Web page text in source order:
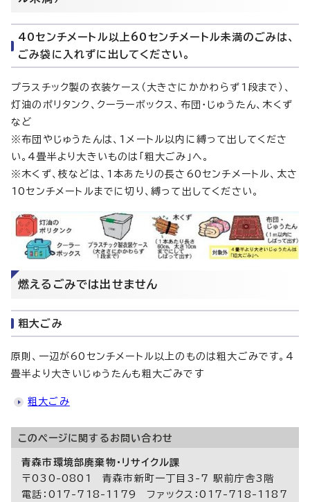
40センチメートル以上60センチメートル未満のごみは、
ごみ袋に入れずに出してください。
プラスチック製の衣装ケース（大きさにかかわらず1段まで）、
灯油のポリタンク、クーラーボックス、布団・じゅうたん、木くず
など
※布団やじゅうたんは、1メートル以内に縛って出してくださ
い。4畳半より大きいものは「粗大ごみ」へ。
※木くず、枝などは、1本あたりの長さ60センチメートル、太さ
10センチメートルまでに切り、縛って出してください。
燃えるごみでは出せません
粗大ごみ
原則、一辺が60センチメートル以上のものは粗大ごみです。4
畳半より大きいじゅうたんも粗大ごみです
粗大ごみ
このページに関する お問い合わせ
青森市環境部廃棄物・リサイクル課
〒030-0801 青森市新町一丁目3-7 駅前庁舎3階
電話：017-718-1179 ファックス：017-718-1187